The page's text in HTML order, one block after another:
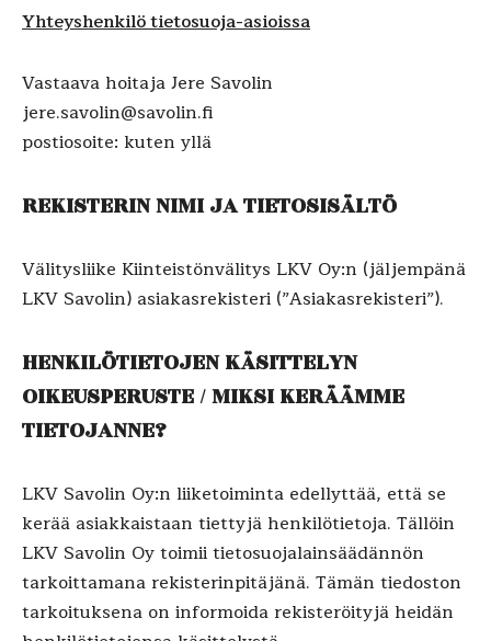
Yhteyshenkilö tietosuoja-asioissa
Vastaava hoitaja Jere Savolin
jere.savolin@savolin.fi
postiosoite: kuten yllä
REKISTERIN NIMI JA TIETOSISÄLTÖ
Välitysliike Kiinteistönvälitys LKV Oy:n (jäljempänä
LKV Savolin) asiakasrekisteri (”Asiakasrekisteri”).
HENKILÖTIETOJEN KÄSITTELYN
OIKEUSPERUSTE / MIKSI KERÄÄMME
TIETOJANNE?
LKV Savolin Oy:n liiketoiminta edellyttää, että se
kerää asiakkaistaan tiettyjä henkilötietoja. Tällöin
LKV Savolin Oy toimii tietosuojalainsäädännön
tarkoittamana rekisterinpitäjänä. Tämän tiedoston
tarkoituksena on informoida rekisteröityjä heidän